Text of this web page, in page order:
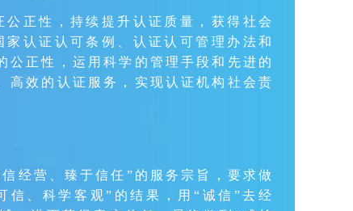
正性，持续提升认证质量，获得社会
认证认可条例、认证认可管理办法和
公正性，运用科学的管理手段和先进的
高效的认证服务，实现认证机构社会责
经营、臻于信任”的服务宗旨，要求做
信、科学客观”的结果，用“诚信”去经